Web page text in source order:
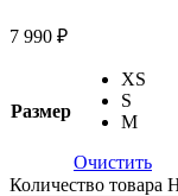
7 990 ₽
Размер
XS
S
M
Очистить
Количество товара